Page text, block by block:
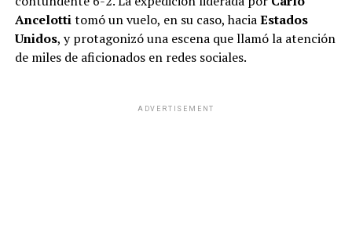
Ancelottitomó un vuelo, en su caso, haciaEstados
Unidos, y protagonizó una escena que llamó la atención
de miles de aficionados en redes sociales.
ADVERTISEMENT